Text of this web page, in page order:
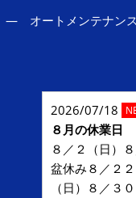
― オートメンテナン
2026/07/18
８月の休業日
８／２（日）
盆休み８／２
（日）８／３